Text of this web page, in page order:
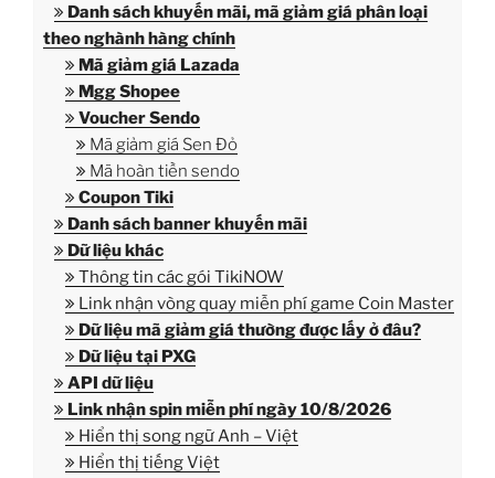
Danh sách khuyến mãi, mã giảm giá phân loại
theo nghành hàng chính
Mã giảm giá Lazada
Mgg Shopee
Voucher Sendo
Mã giảm giá Sen Đỏ
Mã hoàn tiền sendo
Coupon Tiki
Danh sách banner khuyến mãi
Dữ liệu khác
Thông tin các gói TikiNOW
Link nhận vòng quay miễn phí game Coin Master
Dữ liệu mã giảm giá thường được lấy ở đâu?
Dữ liệu tại PXG
API dữ liệu
Link nhận spin miễn phí ngày10/8/2026
Hiển thị song ngữ Anh – Việt
Hiển thị tiếng Việt